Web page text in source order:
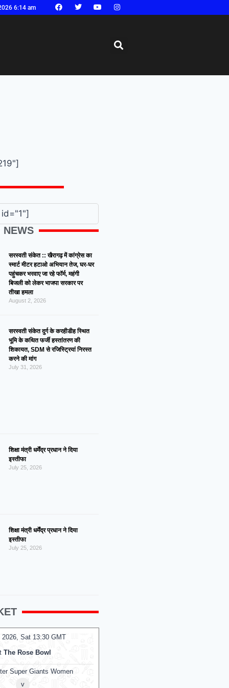
6:14 am
NEWS
सरस्वती संकेत :: खैरागढ़ में कांग्रेस का
स्मार्ट मीटर हटाओ अभियान तेज, घर-घर
पहुंचकर भरवाए जा रहे फॉर्म, महंगी
बिजली को लेकर भाजपा सरकार पर
तीखा हमला
August 2, 2026
सरस्वती संकेत दुर्ग के करहीडीह स्थित
भूमि के कथित फर्जी हस्तांतरण की
शिकायत, SDM से रजिस्ट्रियां निरस्त
करने की मांग
July 31, 2026
शिक्षा मंत्री धर्मेंद्र प्रधान ने दिया
इस्तीफा
July 25, 2026
शिक्षा मंत्री धर्मेंद्र प्रधान ने दिया
इस्तीफा
July 25, 2026
2026, Sat 13:30 GMT
The Rose Bowl
Super Giants Women
v